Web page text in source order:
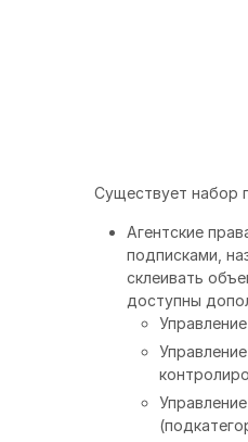
Существует набор
Агентские
подписками,
склеивать
доступны